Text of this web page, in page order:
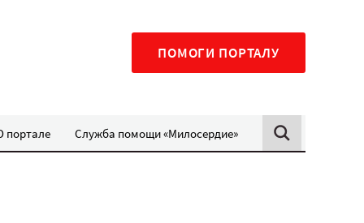
ПОМОГИ ПОРТАЛУ
портале Служба помощи «Милосердие»